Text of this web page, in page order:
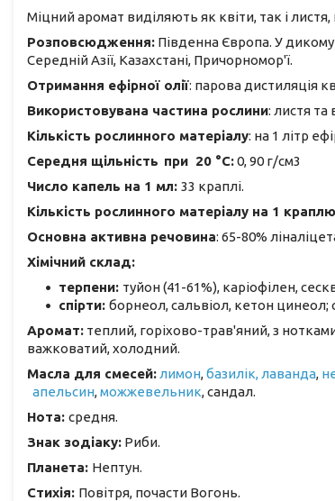
Міцний аромат виділяють як квіти, так і листя,
Розповсюдження: Південна Європа. У дикому
Середній Азії, Казахстані, Причорномор'ї.
Отримання ефірної олії: парова дистиляція
Використовувана частина рослини: листя та
Кількість рослинного матеріалу: на 1 літр
Середня щільність при 20 °C:0, 90 г/см3
Число капель на 1 мл: 33 краплі.
Кількість рослинного матеріалу на 1
Основна активна речовина: 65-80%
Хімічний склад:
терпени: туйон (41-61%), каріофілен,
спірти: борнеол, сальвіол, кетон цинеол;
Аромат: теплий, горіхово-трав'яний, з
важковатий, холодний.
Масла для смесей: лимон,базилік, лаванда,
апельсин,можжевельник, сандал.
Нота: средня.
Знак зодіаку: Риби.
Планета: Нептун.
Стихія: Повітря, почасти Вогонь.